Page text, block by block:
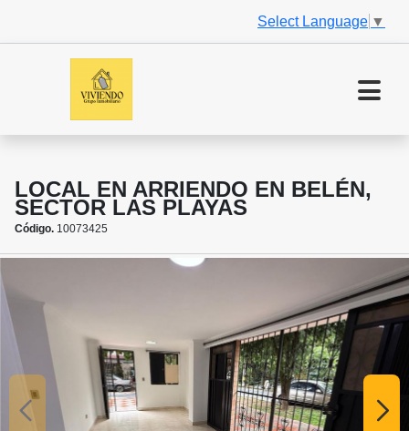
Select Language ▼
LOCAL EN ARRIENDO EN BELÉN,
SECTOR LAS PLAYAS
Código. 10073425